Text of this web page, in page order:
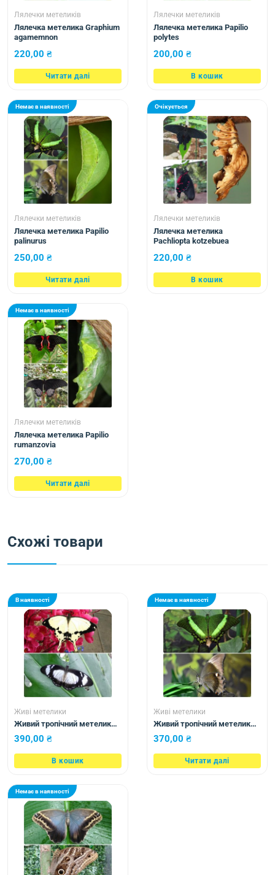
Лялечки метеликів
Лялечка метелика Graphium
agamemnon
220,00 ₴
Читати далі
Лялечки метеликів
Лялечка метелика Papilio
polytes
200,00 ₴
В кошик
Немає в наявності
Лялечки метеликів
Лялечка метелика Papilio
palinurus
250,00 ₴
Читати далі
Очікується
Лялечки метеликів
Лялечка метелика
Pachliopta kotzebuea
220,00 ₴
В кошик
Немає в наявності
Лялечки метеликів
Лялечка метелика Papilio
rumanzovia
270,00 ₴
Читати далі
Схожі товари
В наявності
Живі метелики
Живий тропічний метелик
Papilio dardanus
390,00 ₴
В кошик
Немає в наявності
Живі метелики
Живий тропічний метелик
Papilio palinurus
370,00 ₴
Читати далі
Немає в наявності